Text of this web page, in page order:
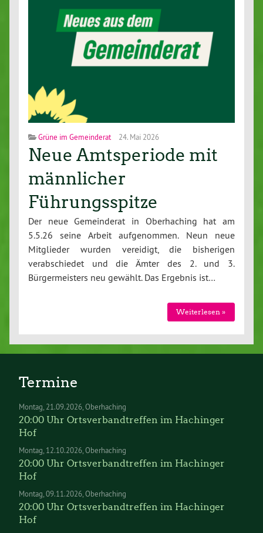
Grüne im Gemeinderat 24. Mai 2026
Neue Amtsperiode mit
männlicher
Führungsspitze
Der neue Gemeinderat in Oberhaching hat am
5.5.26 seine Arbeit aufgenommen. Neun neue
Mitglieder wurden vereidigt, die bisherigen
verabschiedet und die Ämter des 2. und 3.
Bürgermeisters neu gewählt. Das Ergebnis ist…
Weiterlesen »
Termine
Montag 21.09.2026 Oberhaching
20:00 Uhr Ortsverbandtreffen im Hachinger
Hof
Montag 12.10.2026 Oberhaching
20:00 Uhr Ortsverbandtreffen im Hachinger
Hof
Montag 09.11.2026 Oberhaching
20:00 Uhr Ortsverbandtreffen im Hachinger
Hof